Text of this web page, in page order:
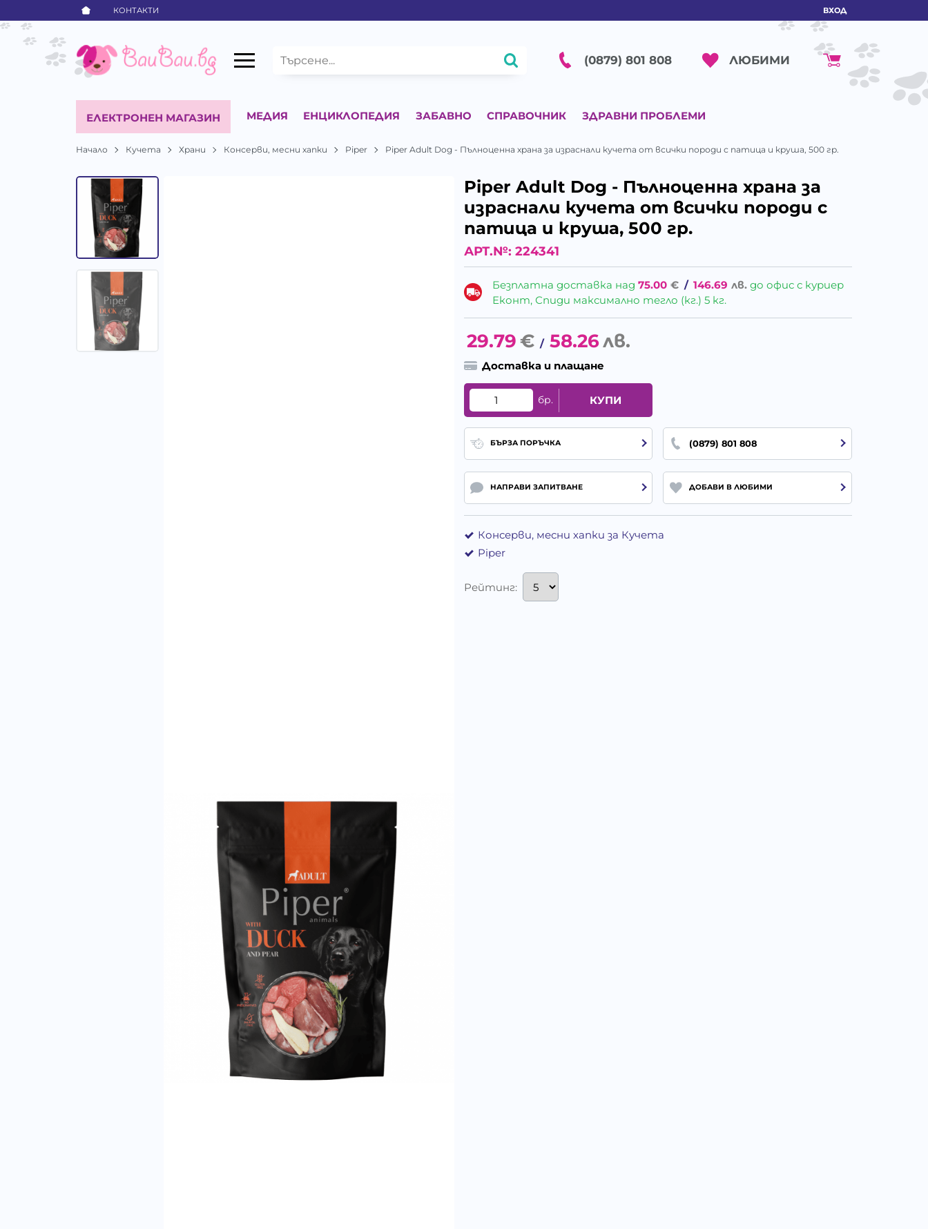
КОНТАКТИ ВХОД
(0879) 801 808 ЛЮБИМИ
ЕЛЕКТРОНЕН МАГАЗИН МЕДИЯ ЕНЦИКЛОПЕДИЯ ЗАБАВНО СПРАВОЧНИК ЗДРАВНИ ПРОБЛЕМИ
Начало Кучета Храни Консерви, месни хапки Piper Piper Adult Dog - Пълноценна храна за израснали кучета от всички породи с патица и круша, 500 гр.
Piper Adult Dog - Пълноценна храна за
израснали кучета от всички породи с
патица и круша, 500 гр.
АРТ.№: 224341
Безплатна доставка над75.00 € / 146.69 лв. до офис с куриер
Еконт, Спиди максимално тегло (кг.) 5 кг.
29.79€ / 58.26лв.
Доставка и плащане
бр. КУПИ
БЪРЗА ПОРЪЧКА (0879) 801 808
НАПРАВИ ЗАПИТВАНЕ ДОБАВИ В ЛЮБИМИ
Консерви, месни хапки за Кучета
Piper
Рейтинг: